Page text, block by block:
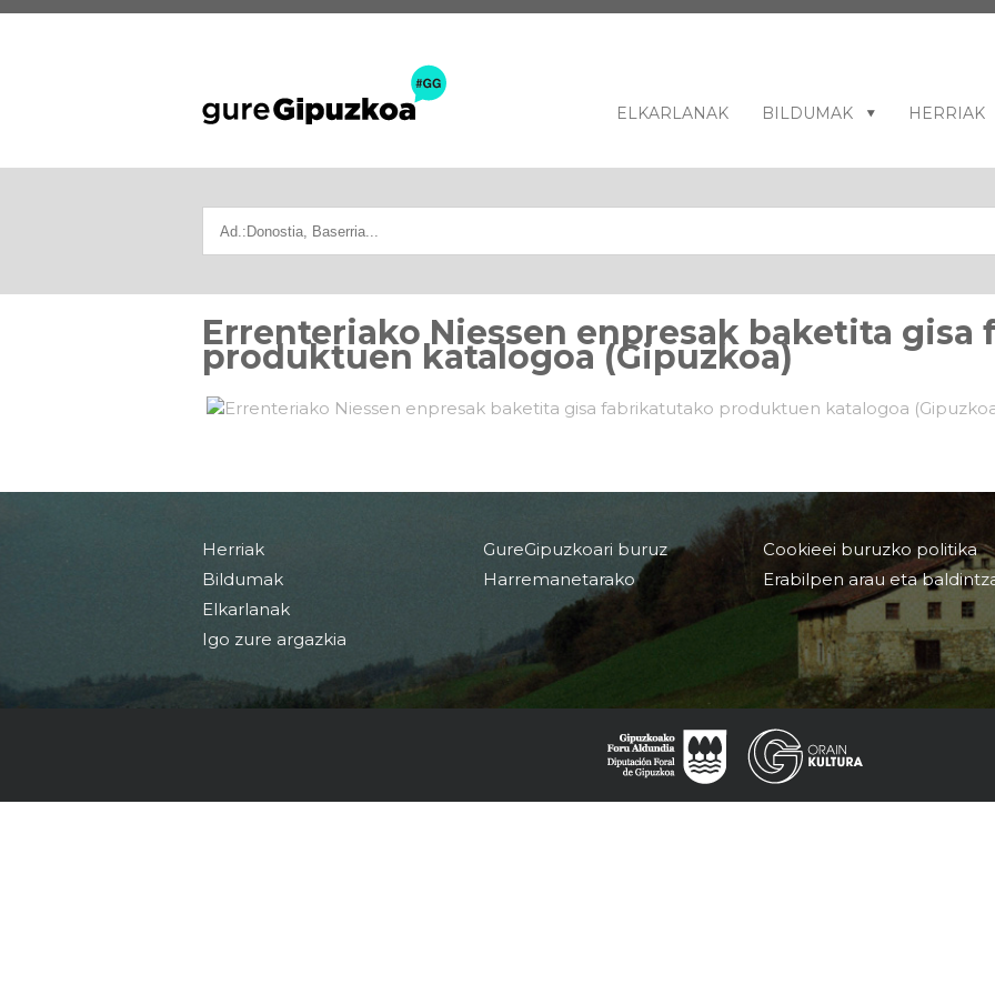
ELKARLANAK BILDUMAK HERRIAK
Errenteriako Niessen enpresak baketita
produktuen katalogoa (Gipuzkoa)
Herriak
Bildumak
Elkarlanak
Igo zure argazkia
GureGipuzkoari buruz
Harremanetarako
Cookieei buruzko politika
Erabilpen arau eta